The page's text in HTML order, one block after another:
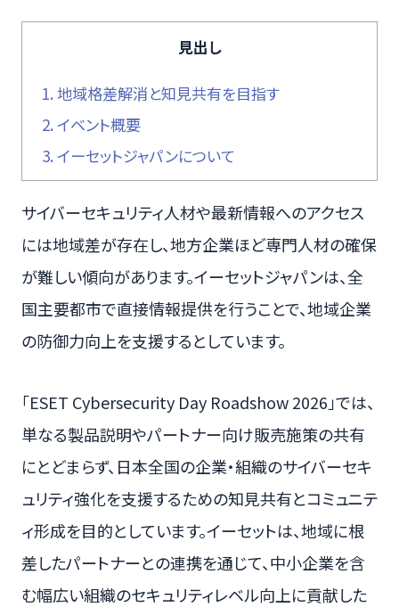
見出し
1. 地域格差解消と知見共有を目指す
2. イベント概要
3. イーセットジャパンについて
サイバーセキュリティ人材や最新情報へのアクセス
には地域差が存在し、地方企業ほど専門人材の確保
が難しい傾向があります。イーセットジャパンは、全
国主要都市で直接情報提供を行うことで、地域企業
の防御力向上を支援するとしています。
「ESET Cybersecurity Day Roadshow 2026」では、
単なる製品説明やパートナー向け販売施策の共有
にとどまらず、日本全国の企業・組織のサイバーセキ
ュリティ強化を支援するための知見共有とコミュニテ
ィ形成を目的としています。イーセットは、地域に根
差したパートナーとの連携を通じて、中小企業を含
む幅広い組織のセキュリティレベル向上に貢献した